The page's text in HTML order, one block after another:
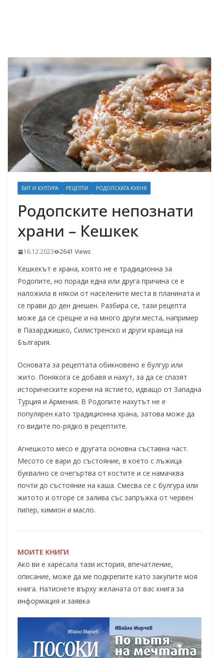
БИТ И КУЛТУРА РЕЦЕПТИ РОДОПСКАТА КУХНЯ
Родопските непознати
храни – Кешкек
16.12.2023 2641 Views
Кешкекът е храна, която не е традиционна за
Родопите, но поради една или друга причина се е
наложила в някои от населените места в планината и
се прави до ден днешен. Разбира се, тази рецепта
може да се срещне и на много други места, например
в Пазарджишко, Силистренско и други краища на
България.
Основата за рецептата обикновено е булгур или
жито. Понякога се добавя и нахут, за да се спазят
историческите корени на ястието, идващо от Западна
Турция и Армения. В Родопите нахутът не е
популярен като традиционна храна, затова може да
го видите по-рядко в рецептите.
Агнешкото месо е другата основна съставна част.
Месото се вари до състояние, в което с лъжица
буквално се очегъртва от костите и се намачква
почти до състояние на каша. Смесва се с булгура или
житото и отгоре се залива със запръжка от червен
пипер, кимион и масло.
МОИТЕ КНИГИ
Ако ви е харесала тази история, впечатление,
описание, може да ме подкрепите като закупите моя
книга. Натиснете върху желаната от вас книга за
информация и заявка